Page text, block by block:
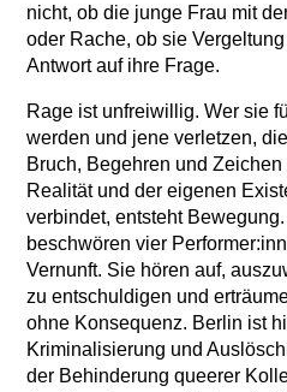
nicht, ob die junge Frau mit
oder Rache, ob sie
Antwort auf ihre Frage.
Rage ist unfreiwillig. Wer sie
werden und jene verletzen,
Bruch, Begehren und
Realität und der eigenen
verbindet, entsteht Bewegung.
beschwören vier
Vernunft. Sie hören auf,
zu entschuldigen und
ohne Konsequenz. Berlin ist
Kriminalisierung und
der Behinderung queerer